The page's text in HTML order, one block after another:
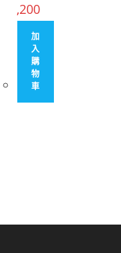
,200
加
入
購
物
車